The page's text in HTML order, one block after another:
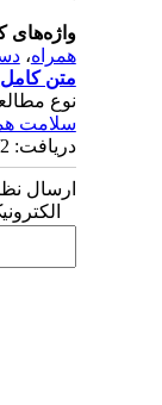
واژه‌های
همراه ،
متن کامل[PDF 732 kb]
نوع
سلامت
دریافت: 1396/7/2 | پذیرش: 1396/7/8
ارسال